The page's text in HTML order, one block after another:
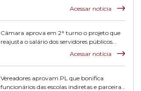
Acessar notícia
Câmara aprova em 2° turno o projeto que
reajusta o salário dos servidores públicos
Acessar notícia
Vereadores aprovam PL que bonifica
funcionários das escolas indiretas e parceiras